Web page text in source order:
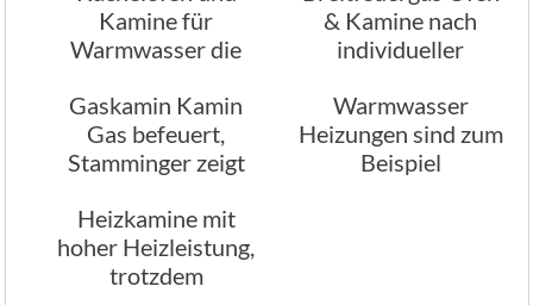
Brennstoff
Kamine für
Warmwasser die
sind
& Kamine nach
individueller
Gaskamin Kamin
Gas befeuert,
Stamminger zeigt
Möglichkeiten
Warmwasser
Heizungen sind zum
Beispiel
Heizkamine mit
hoher Heizleistung,
trotzdem